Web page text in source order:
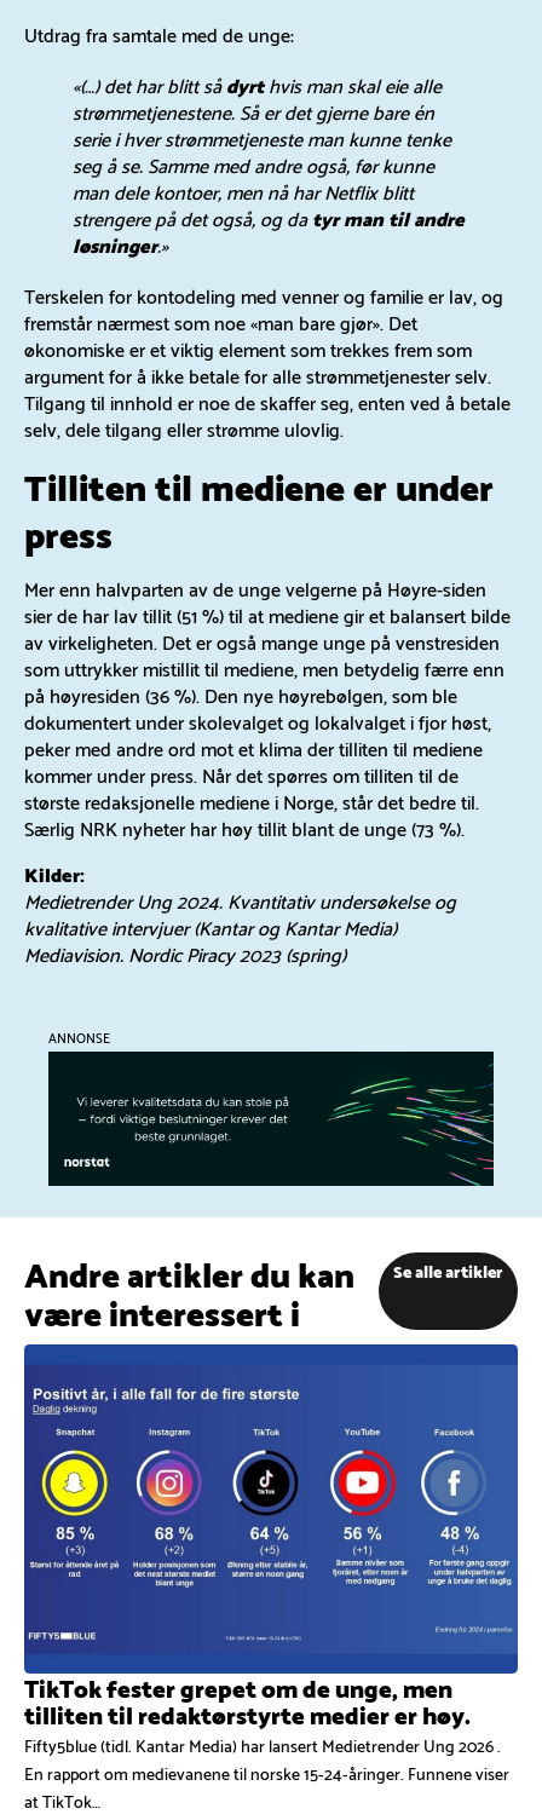
Utdrag fra samtale med de unge:
«(…) det har blitt sådyrthvis man skal eie alle
strømmetjenestene. Så er det gjerne bare én
serie i hver strømmetjeneste man kunne tenke
seg å se. Samme med andre også, før kunne
man dele kontoer, men nå har Netflix blitt
strengere på det også, og datyr man til andre
løsninger.»
Terskelen for kontodeling med venner og familie er lav, og
fremstår nærmest som noe «man bare gjør». Det
økonomiske er et viktig element som trekkes frem som
argument for å ikke betale for alle strømmetjenester selv.
Tilgang til innhold er noe de skaffer seg, enten ved å betale
selv, dele tilgang eller strømme ulovlig.
Tilliten til mediene er under
press
Mer enn halvparten av de unge velgerne på Høyre-siden
sier de har lav tillit (51 %) til at mediene gir et balansert bilde
av virkeligheten. Det er også mange unge på venstresiden
som uttrykker mistillit til mediene, men betydelig færre enn
på høyresiden (36 %). Den nye høyrebølgen, som ble
dokumentert under skolevalget og lokalvalget i fjor høst,
peker med andre ord mot et klima der tilliten til mediene
kommer under press.​ Når det spørres om tilliten til de
største redaksjonelle mediene i Norge, står det bedre til.
Særlig NRK nyheter har høy tillit blant de unge (73 %).
Kilder:
Medietrender Ung 2024. Kvantitativ undersøkelse og
kvalitative intervjuer (Kantar og Kantar Media)
Mediavision. Nordic Piracy 2023 (spring)
ANNONSE
Andre artikler du kan
være interessert i
Se alle artikler
TikTok fester grepet om de unge, men
tilliten til redaktørstyrte medier er høy.
Fifty5blue (tidl. Kantar Media) har lansert Medietrender Ung 2026 .
En rapport om medievanene til norske 15-24-åringer. Funnene viser
at TikTok…